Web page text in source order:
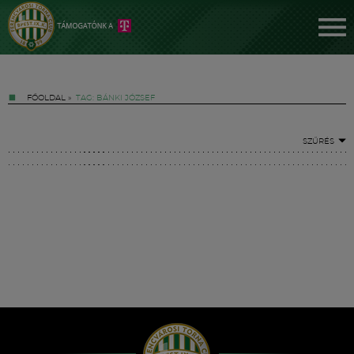
FŐOLDAL » TAG: BÁNKI JÓZSEF
SZŰRÉS
Hírek